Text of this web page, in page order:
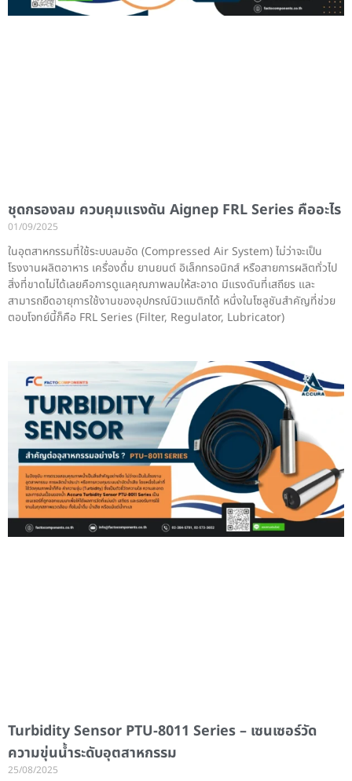
ชุดกรองลม ควบคุมแรงดัน Aignep FRL Series คืออะไร
01/09/2025
ในอุตสาหกรรมที่ใช้ระบบลมอัด (Compressed Air System) ไม่ว่าจะเป็น
โรงงานผลิตอาหาร เครื่องดื่ม ยานยนต์ อิเล็กทรอนิกส์ หรือสายการผลิตทั่วไป
สิ่งที่ขาดไม่ได้เลยคือการดูแลคุณภาพลมให้สะอาด มีแรงดันที่เสถียร และ
สามารถยืดอายุการใช้งานของอุปกรณ์นิวแมติกได้ หนึ่งในโซลูชันสำคัญที่ช่วย
ตอบโจทย์นี้ก็คือ FRL Series (Filter, Regulator, Lubricator)
Turbidity Sensor PTU-8011 Series – เซนเซอร์วัด
ความขุ่นน้ำระดับอุตสาหกรรม
25/08/2025